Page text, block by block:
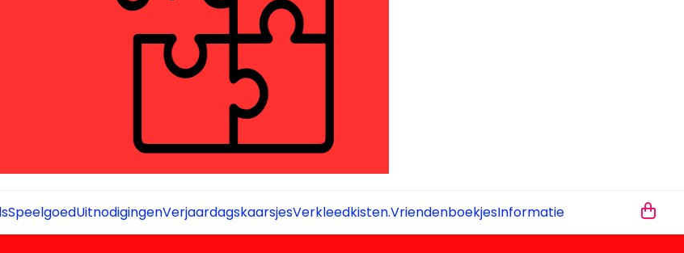
SpeelgoedUitnodigingenVerjaardagskaarsjesVerkleedkisten.VriendenboekjesInformatie